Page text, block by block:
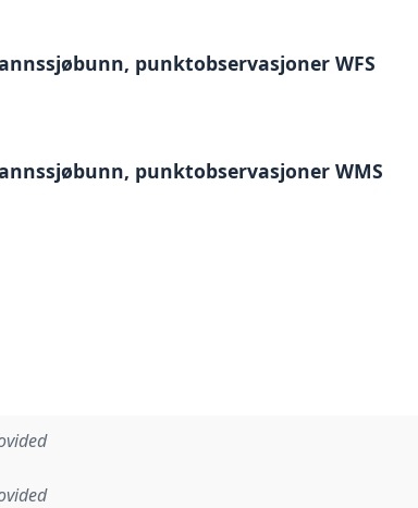
punktobservasjoner WFS
punktobservasjoner WMS